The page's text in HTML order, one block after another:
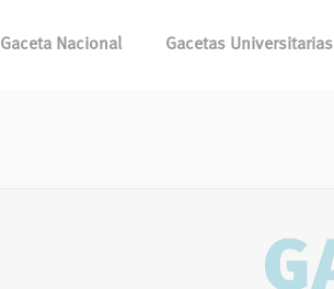
Gaceta Nacional Gacetas Universitarias